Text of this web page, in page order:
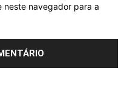
neste navegador para a